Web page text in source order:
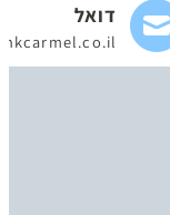
דואל